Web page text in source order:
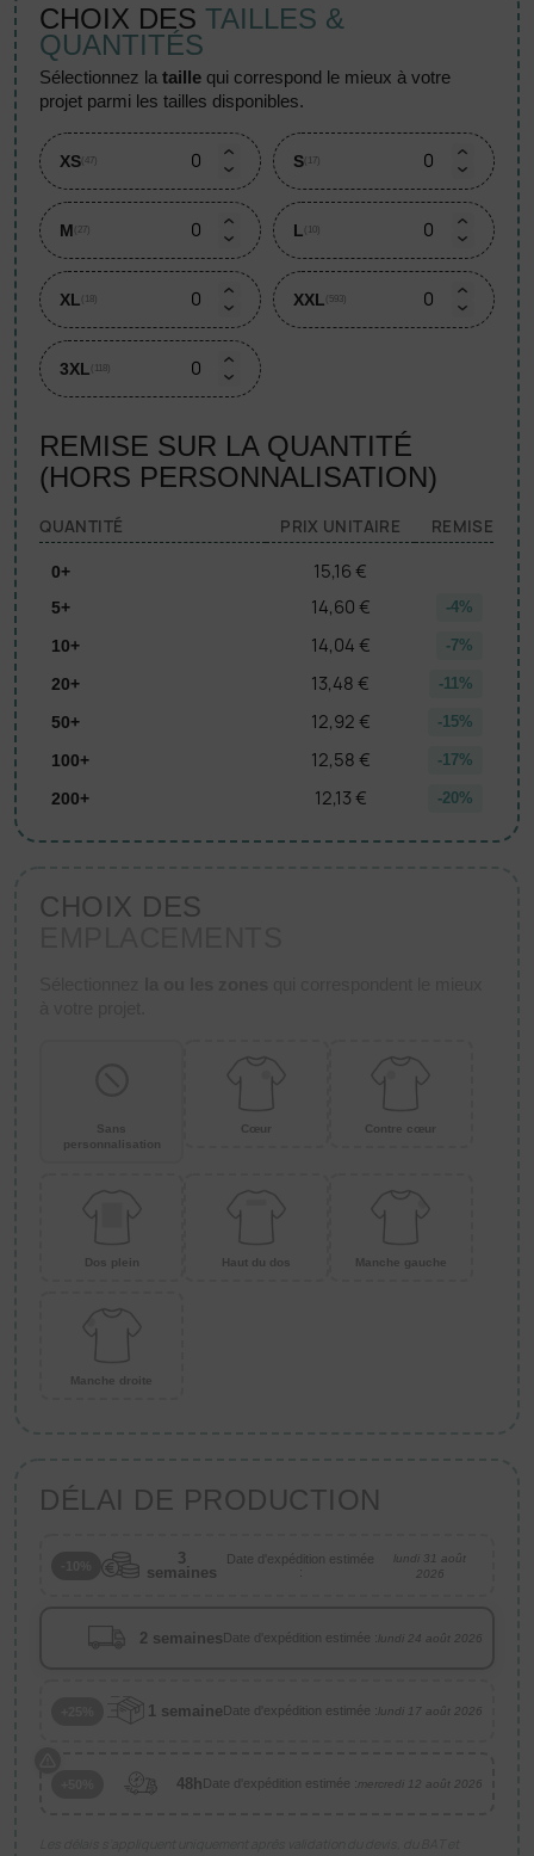
CHOIX DES TAILLES &
QUANTITÉS
sélectionnez lataille qui correspond le mieux à votre
projet parmi les tailles disponibles.
XS (47) S (17)
M (27) L (10)
XL (18) XXL (593)
3XL (118)
REMISE SUR LA QUANTITÉ
(HORS PERSONNALISATION)
QUANTITÉ PRIX UNITAIRE REMISE
0+ 15,16 €
5+ 14,60 € -4%
10+ 14,04 € -7%
20+ 13,48 € -11%
50+ 12,92 € -15%
100+ 12,58 € -17%
200+ 12,13 € -20%
CHOIX DES
Sans
personnalisation
Cœur Contre cœur
Dos plein Haut du dos Manche gauche
Manche droite
DÉLAI DE PRODUCTION
3
semaines
Date d'expédition estimée
:
lundi 31 août
2026
2 semaines Date d'expédition estimée :lundi 24 août 2026
1 semaine Date d'expédition estimée :lundi 17 août 2026
48h Date d'expédition estimée :mercredi 12 août 2026